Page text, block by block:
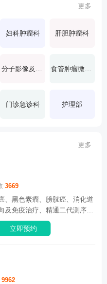
更多
妇科肿瘤科 肝胆肿瘤科
分子影像及核医学诊疗科 食管肿瘤微创外科
门诊急诊科 护理部
更多
3669
、黑色素瘤、膀胱癌、消化道
及免疫治疗、精通二代测序解
立即预约
9962